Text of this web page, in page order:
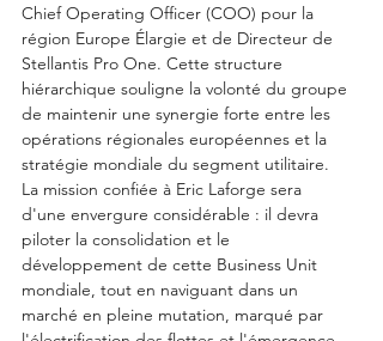
Chief Operating Officer (COO) pour la
région Europe Élargie et de Directeur de
Stellantis Pro One. Cette structure
hiérarchique souligne la volonté du groupe
de maintenir une synergie forte entre les
opérations régionales européennes et la
stratégie mondiale du segment utilitaire.
La mission confiée à Eric Laforge sera
d'une envergure considérable : il devra
piloter la consolidation et le
développement de cette Business Unit
mondiale, tout en naviguant dans un
marché en pleine mutation, marqué par